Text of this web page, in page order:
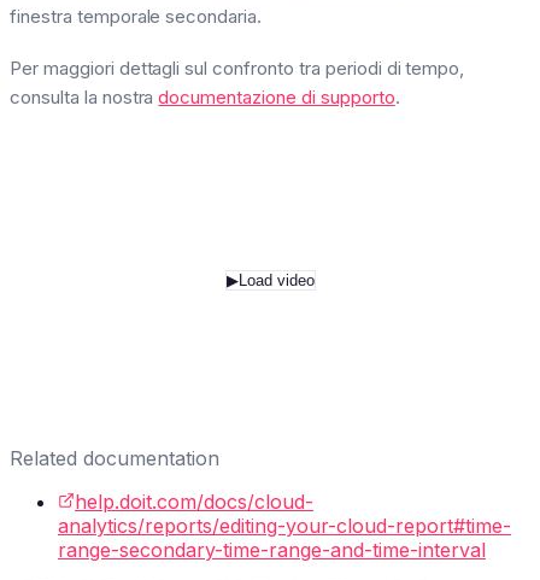
finestra temporale secondaria.
Per maggiori dettagli sul confronto tra periodi di tempo,
consulta la nostradocumentazione di supporto.
▶Load video
Related documentation
help.doit.com/docs/cloud-
analytics/reports/editing-your-cloud-report#time-
range-secondary-time-range-and-time-interval